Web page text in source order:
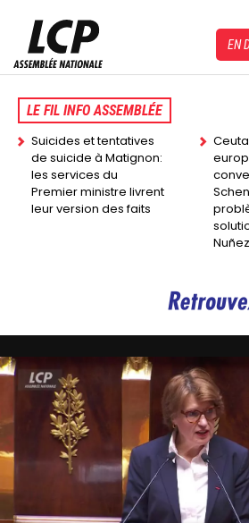
contenu
principal
EN
top
LE FIL INFO ASSEMBLÉE
Suicides et tentatives
de suicide à Matignon:
les services du
Premier ministre livrent
leur version des faits
Nuñez
Image